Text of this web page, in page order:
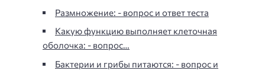
Размножение: - вопрос и ответ теста
Какую функцию выполняет клеточная
оболочка: - вопрос…
Бактерии и грибы питаются: - вопрос и